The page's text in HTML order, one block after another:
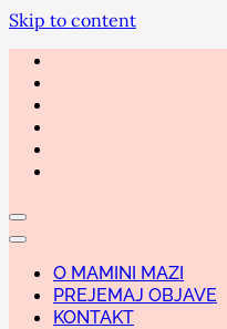
Skip to content
O MAMINI MAZI
PREJEMAJ OBJAVE
KONTAKT